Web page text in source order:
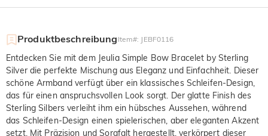
Produktbeschreibung Item#: JEBF0116
Entdecken Sie mit dem Jeulia Simple Bow Bracelet by Sterling
Silver die perfekte Mischung aus Eleganz und Einfachheit. Dieser
schöne Armband verfügt über ein klassisches Schleifen-Design,
das für einen anspruchsvollen Look sorgt. Der glatte Finish des
Sterling Silbers verleiht ihm ein hübsches Aussehen, während
das Schleifen-Design einen spielerischen, aber eleganten Akzent
setzt. Mit Präzision und Sorgfalt hergestellt, verkörpert dieser